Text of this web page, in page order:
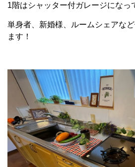
1階はシャッター付ガレージになっ
単身者、新婚様、ルームシェアな
ます！